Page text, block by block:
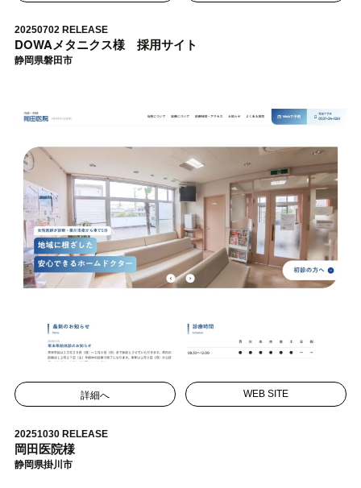
20250702 RELEASE
DOWAメタニクス様 採用サイト
静岡県磐田市
詳細へ WEB SITE
20251030 RELEASE
岡田医院様
静岡県掛川市